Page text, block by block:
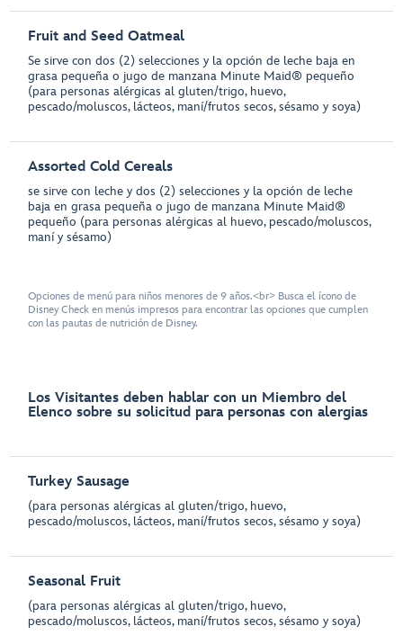
Fruit and Seed Oatmeal
Se sirve con dos (2) selecciones y la opción de leche baja en
grasa pequeña o jugo de manzana Minute Maid® pequeño
(para personas alérgicas al gluten/trigo, huevo,
pescado/moluscos, lácteos, maní/frutos secos, sésamo y soya)
Assorted Cold Cereals
se sirve con leche y dos (2) selecciones y la opción de leche
baja en grasa pequeña o jugo de manzana Minute Maid®
pequeño (para personas alérgicas al huevo, pescado/moluscos,
maní y sésamo)
Opciones de menú para niños menores de 9 años.<br> Busca el ícono de
Disney Check en menús impresos para encontrar las opciones que cumplen
con las pautas de nutrición de Disney.
Los Visitantes deben hablar con un Miembro del
Elenco sobre su solicitud para personas con alergias
Turkey Sausage
(para personas alérgicas al gluten/trigo, huevo,
pescado/moluscos, lácteos, maní/frutos secos, sésamo y soya)
Seasonal Fruit
(para personas alérgicas al gluten/trigo, huevo,
pescado/moluscos, lácteos, maní/frutos secos, sésamo y soya)